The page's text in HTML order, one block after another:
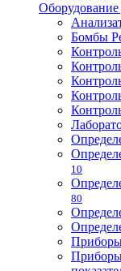
Оборудование
Бомбы
10
80
Приборы